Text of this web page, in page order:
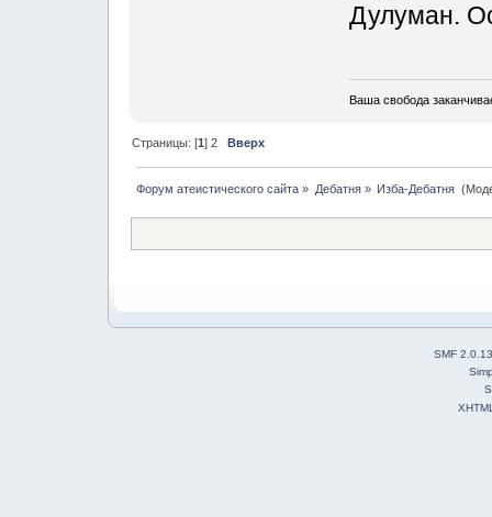
Дулуман.
Ваша свобода
Страницы: [1]2 Вверх
Форум атеистического сайта » Дебатня» Изба-Дебатня
SMF 2.0.13